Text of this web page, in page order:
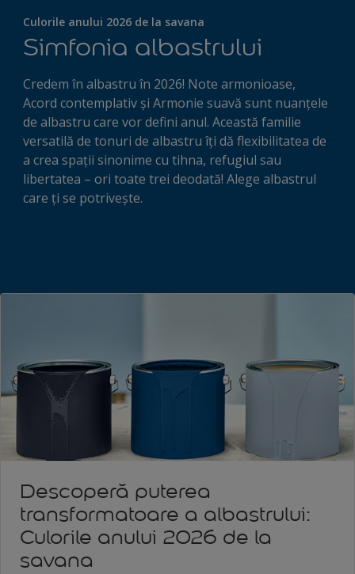
Culorile anului 2026 de la savana
Simfonia albastrului
Credem în albastru în 2026! Note armonioase,
Acord contemplativ și Armonie suavă sunt nuanțele
de albastru care vor defini anul. Această familie
versatilă de tonuri de albastru îți dă flexibilitatea de
a crea spații sinonime cu tihna, refugiul sau
libertatea – ori toate trei deodată! Alege albastrul
care ți se potrivește.
Descoperă puterea
transformatoare a albastrului:
Culorile anului 2026 de la
savana